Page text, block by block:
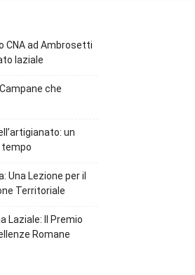
CNA ad Ambrosetti
laziale
che
un
tempo
Una Lezione per il
Territoriale
Laziale: Il Premio
Romane